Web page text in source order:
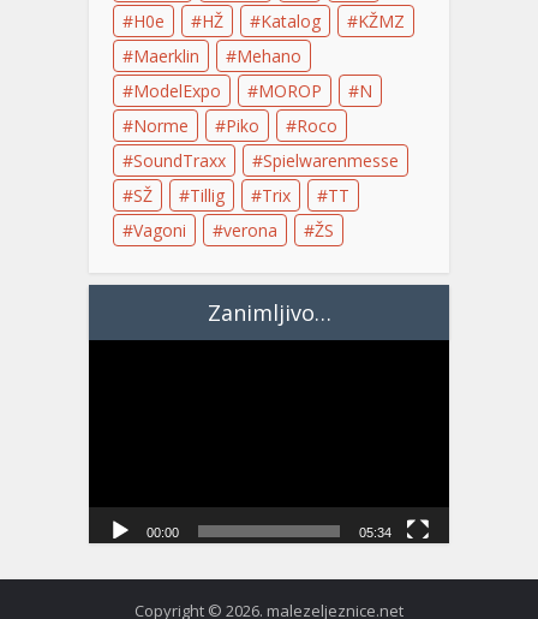
H0e
HŽ Katalog
KŽMZ
Maerklin
Mehano
ModelExpo
MOROP
N
Norme
Piko
Roco
SoundTraxx
Spielwarenmesse
SŽ
Tillig Trix
TT
Vagoni
verona ŽS
Zanimljivo…
00:00 05:34
Copyright © 2026. malezeljeznice.net